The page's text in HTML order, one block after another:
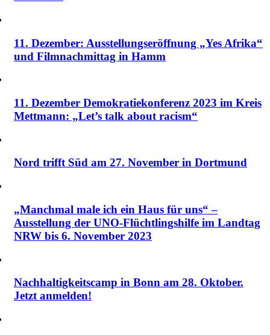
11. Dezember: Ausstellungseröffnung „Yes Afrika“
und Filmnachmittag in Hamm
11. Dezember Demokratiekonferenz 2023 im Kreis
Mettmann: „Let’s talk about racism“
Nord trifft Süd am 27. November in Dortmund
„Manchmal male ich ein Haus für uns“ –
Ausstellung der UNO-Flüchtlingshilfe im Landtag
NRW bis 6. November 2023
Nachhaltigkeitscamp in Bonn am 28. Oktober.
Jetzt anmelden!